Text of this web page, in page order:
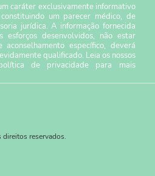
caráter exclusivamente informativo
um parecer médico, de
jurídica. A informação fornecida
desenvolvidos, não estar
específico, deverá
qualificado. Leia os nossos
de privacidade para mais
reservados.